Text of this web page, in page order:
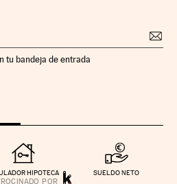
tu bandeja de entrada
HIPOTECA SUELDO NETO